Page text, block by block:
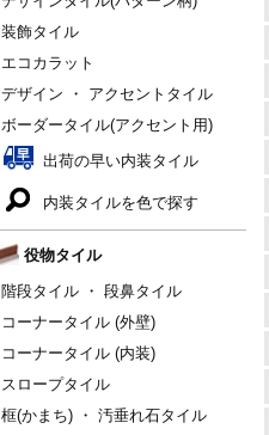
装飾タイル
エコカラット
デザイン ・ アクセントタイル
ボーダータイル(アクセント用)
出荷の早い内装タイル
内装タイルを色で探す
役物タイル
階段タイル ・ 段鼻タイル
コーナータイル (外壁)
コーナータイル (内装)
スロープタイル
框(かまち) ・ 汚垂れ石タイル